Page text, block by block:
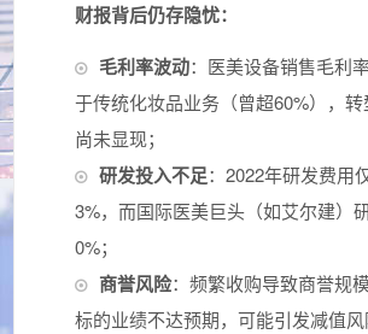
财报背后仍存隐忧：
毛利率波动：医美设备销售毛利
于传统化妆品业务（曾超60%），
尚未显现；
研发投入不足：2022年研发费用
3%，而国际医美巨头（如艾尔建）
0%；
商誉风险：频繁收购导致商誉规
标的业绩不达预期，可能引发减值风